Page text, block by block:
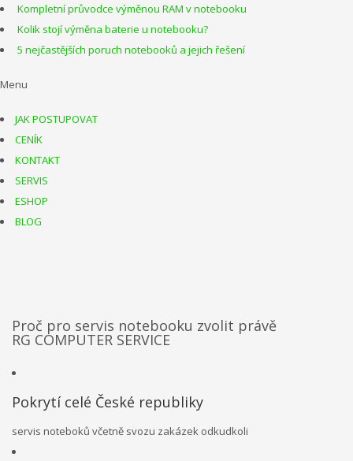
Kompletní průvodce výměnou RAM v notebooku
Kolik stojí výměna baterie u notebooku?
5 nejčastějších poruch notebooků a jejich řešení
Menu
JAK POSTUPOVAT
CENÍK
KONTAKT
SERVIS
ESHOP
BLOG
Proč pro servis notebooku zvolit právě
RG COMPUTER SERVICE
Pokrytí celé České republiky
servis noteboků včetně svozu zakázek odkudkoli